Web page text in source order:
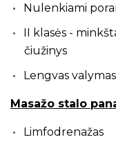
Nulenkiami
II klasės -
čiužinys
Lengvas
Masažo stalo
Limfodrenažas